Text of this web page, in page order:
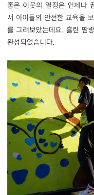
좋은 이웃의 열정은 언제나
서 아이들의 안전한 교육을
를 그려보았는데요. 흘린 땀
완성되었습니다.